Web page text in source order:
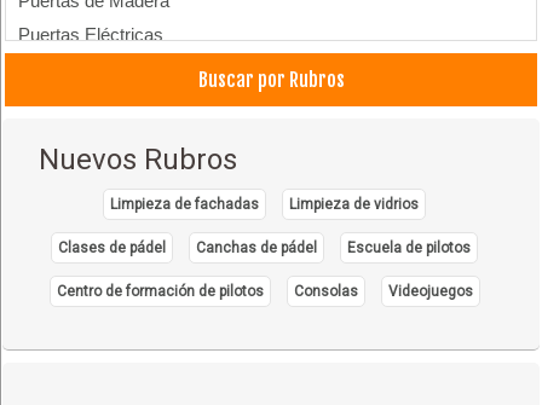
Puertas Eléctricas
Ventanas
Buscar por Rubros
Nuevos Rubros
Limpieza de fachadas Limpieza de vidrios
Clases de pádel Canchas de pádel Escuela de pilotos
Centro de formación de pilotos Consolas Videojuegos